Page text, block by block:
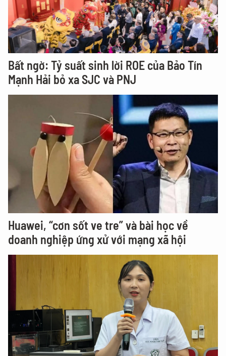
Bất ngờ: Tỷ suất sinh lời ROE của Bảo Tín
Mạnh Hải bỏ xa SJC và PNJ
Huawei, “cơn sốt ve tre” và bài học về
doanh nghiệp ứng xử với mạng xã hội